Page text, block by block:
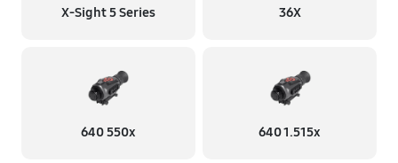
X‑Sight 5 Series 36X
640 550x 640 1.515x